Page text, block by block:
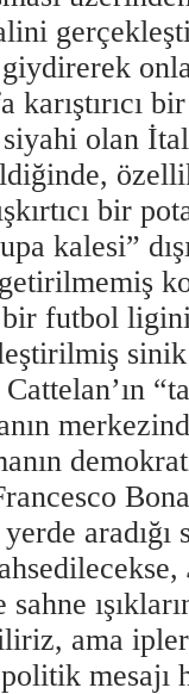
karıştırıcı
olan
bir
kalesi”
bir futbol
aradığı
ama